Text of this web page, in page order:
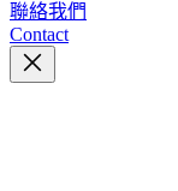
聯絡我們
Contact